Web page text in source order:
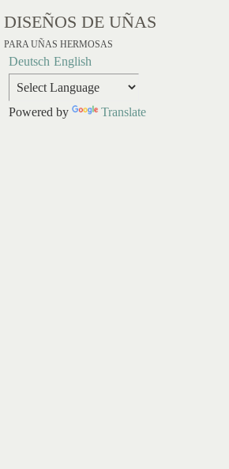
DISEÑOS DE UÑAS
PARA UÑAS HERMOSAS
Deutsch English
Powered by Translate